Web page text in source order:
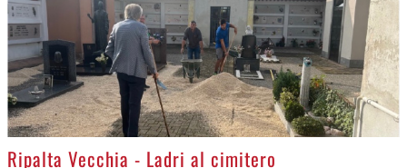
>
Ripalta Vecchia - Ladri al cimitero